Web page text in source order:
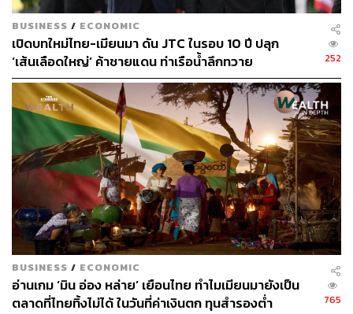
สำหรับราคาน้ำมันไทย ดร.ยรรยงกล่าวต่อว่า ในกรณีฐาน
SCB EIC มองว่า ราคาน้ำมันดีเซลเฉลี่ยทั้งปีนี้จะอยู่ที่ 43
บาทต่อลิตร โดยคาดว่า ราคาดีเซลตามราคาน้ำมันจริงจะ
แตะจุดสูงสุด (Peak) ในระดับกว่า 60 บาทต่อลิตรในเดือน
เมษายน ก่อนจะค่อยๆ ลดลงหลังจากนั้น
โดยภายใต้สมมติฐานของกรณีฐานนี้ SCB EIC คาดว่า
กองทุ
นน้ำมันเชื้อเพลิงจะช่วยอุดหนุนแล้วในระดับ 10-20% หรือ
ราว 4 บาทต่อลิตรเท่านั้น
อย่างไรก็ตาม ดร.ยรรยงเตือนว่า ในกรณีเลวร้าย (Adverse)
และรุนแรง (Severe) ราคาน้ำมันก็จะแตะจุดสูงสุดหลังเดือน
เมษายน และเคลื่อนไหวในระดับสูงกว่านี้ด้วย
BUSINESS / ECONOMIC
เปิดบทใหม่ไทย-เมียนมา ดัน JTC ในรอบ 10 ปี ปลุก
‘เส้นเลือดใหญ่’ ค้าชายแดน ท่าเรือน้ำลึกทวาย
252
BUSINESS / ECONOMIC
อ่านเกม ‘มิน อ่อง หล่าย’ เยือนไทย ทำไมเมียนมายังเป็น
ตลาดที่ไทยทิ้งไม่ได้ ในวันที่ค่าเงินตก ทุนสำรองต่ำ
765